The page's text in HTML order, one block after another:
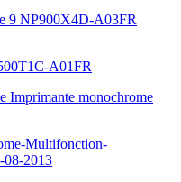
9 NP900X4D-A03FR
A01FR
Imprimante monochrome
Multifonction-
08-2013